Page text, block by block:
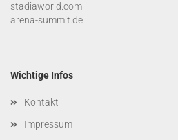
stadiaworld.com
arena-summit.de
Wichtige Infos
Kontakt
Impressum